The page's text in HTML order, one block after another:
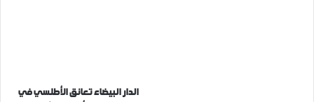
الدار البيضاء تعانق الأطلسي في